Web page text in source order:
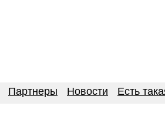
Партнеры Новости Есть